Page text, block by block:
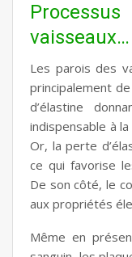
Les parois des
principalement
d’élastine
indispensable à
Or, la perte
ce qui favorise
De son côté, le
aux propriétés
Même en